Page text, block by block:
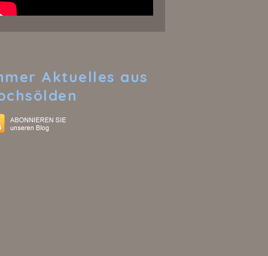
Aktuelles aus